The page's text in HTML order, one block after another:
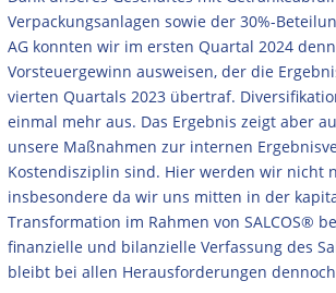
Verpackungsanlagen sowie der 30%-
AG konnten wir im ersten Quartal 2024
Vorsteuergewinn ausweisen, der die
vierten Quartals 2023 übertraf.
einmal mehr aus. Das Ergebnis zeigt aber
unsere Maßnahmen zur internen
Kostendisziplin sind. Hier werden wir nicht
insbesondere da wir uns mitten in der
Transformation im Rahmen von SALCOS®
finanzielle und bilanzielle Verfassung des
bleibt bei allen Herausforderungen